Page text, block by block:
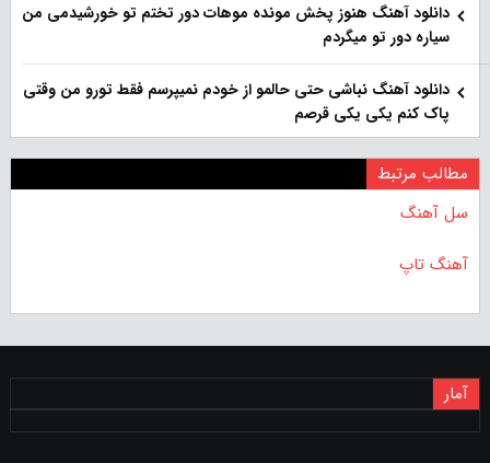
دانلود آهنگ هنوز پخش مونده موهات دور تختم تو خورشیدمی من
سیاره دور تو میگردم
دانلود آهنگ نباشی حتی حالمو از خودم نمیپرسم فقط تورو من وقتی
پاک کنم یکی یکی قرصم
مطالب مرتبط
سل آهنگ
آهنگ تاپ
آمار